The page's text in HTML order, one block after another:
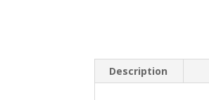
Description